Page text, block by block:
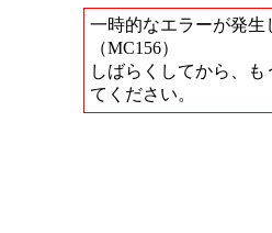
一時的なエラーが発生
（MC156）
しばらくしてから、も
てください。